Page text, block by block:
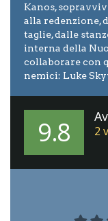
Kanos,
alla redenzione,
taglie, dalle
interna della
collaborare con
nemici: Luke
9.8 2